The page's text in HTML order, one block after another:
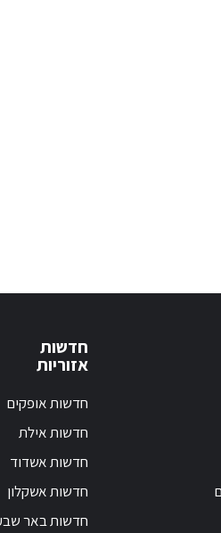
חדשות
אזוריות
חדשות אופקים
חדשות אילת
חדשות אשדוד
חדשות אשקלון
חדשות באר